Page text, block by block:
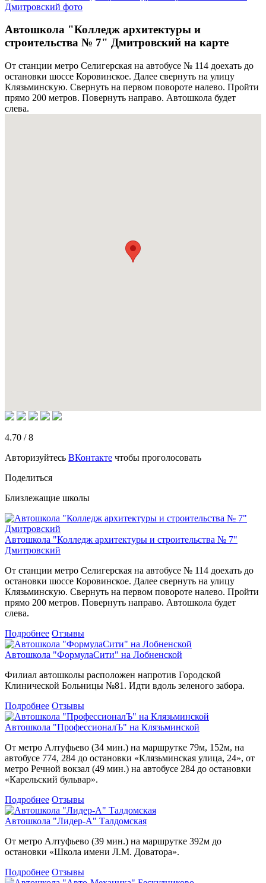
Автошкола "Колледж архитектуры и
строительства № 7" Дмитровский на карте
От станции метро Селигерская на автобусе № 114 доехать до
остановки шоссе Коровинское. Далее свернуть на улицу
Клязьминскую. Свернуть на первом повороте налево. Пройти
прямо 200 метров. Повернуть направо. Автошкола будет
слева.
4.70 /8
Авторизуйтесь ВКонтакте чтобы проголосовать
Поделиться
Близлежащие школы
Автошкола "Колледж архитектуры и строительства № 7"
Дмитровский
От станции метро Селигерская на автобусе № 114 доехать до
остановки шоссе Коровинское. Далее свернуть на улицу
Клязьминскую. Свернуть на первом повороте налево. Пройти
прямо 200 метров. Повернуть направо. Автошкола будет
слева.
Подробнее Отзывы
Автошкола "ФормулаСити" на Лобненской
Филиал автошколы расположен напротив Городской
Клинической Больницы №81. Идти вдоль зеленого забора.
Подробнее Отзывы
Автошкола "ПрофессионалЪ" на Клязьминской
От метро Алтуфьево (34 мин.) на маршрутке 79м, 152м, на
автобусе 774, 284 до остановки «Клязьминская улица, 24», от
метро Речной вокзал (49 мин.) на автобусе 284 до остановки
«Карельский бульвар».
Подробнее Отзывы
Автошкола "Лидер-А" Талдомская
От метро Алтуфьево (39 мин.) на маршрутке 392м до
остановки «Школа имени Л.М. Доватора».
Подробнее Отзывы